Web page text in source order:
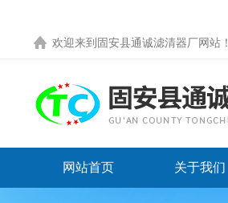
欢迎来到 固安县通诚滤清器厂网站 ！
网站首页 关于我们